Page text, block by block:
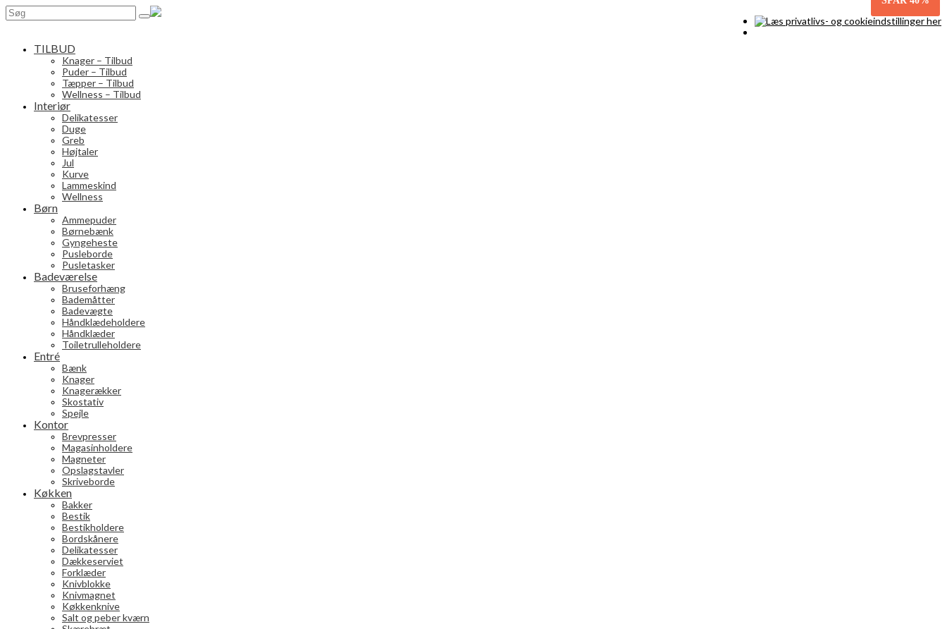
Search
for:
TILBUD
Knager – Tilbud
Puder – Tilbud
Tæpper – Tilbud
Wellness – Tilbud
Interiør
Delikatesser
Duge
Greb
Højtaler
Jul
Kurve
Lammeskind
Wellness
Børn
Ammepuder
Børnebænk
Gyngeheste
Pusleborde
Pusletasker
Badeværelse
Bruseforhæng
Bademåtter
Badevægte
Håndklædeholdere
Håndklæder
Toiletrulleholdere
Entré
Bænk
Knager
Knagerækker
Skostativ
Spejle
Kontor
Brevpresser
Magasinholdere
Magneter
Opslagstavler
Skriveborde
Køkken
Bakker
Bestik
Bestikholdere
Bordskånere
Delikatesser
Dækkeserviet
Forklæder
Knivblokke
Knivmagnet
Køkkenknive
Salt og peber kværn